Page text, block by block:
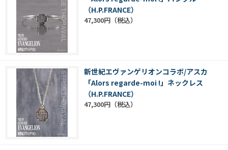
（H.P.FRANCE）
47,300円
新世紀エヴァンゲリオンコラボ/アスカ
「Alors regarde-moi !」ネックレス
（H.P.FRANCE）
47,300円